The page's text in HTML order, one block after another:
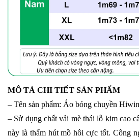
MÔ TẢ CHI TIẾT SẢN PHẨM
– Tên sản phẩm: Áo bóng chuyền
– Sử dụng chất vải mè thái lỗ kim cao
này là thấm hút mồ hôi cực tốt. Công